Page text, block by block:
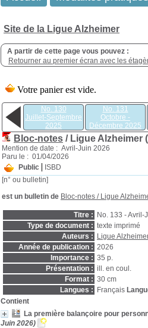
Site de la Ligue Alzheimer
A partir de cette page vous pouvez :
Retourner au premier écran avec les
No. 130
Juillet-Septembre
2025
No. 131
Octobre -
Décembre 2025
Bloc-notes / Ligue Alzheimer
Mention de date : Avril-Juin 2026
Paru le : 01/04/2026
Public
ISBD
[n° ou bulletin]
est un bulletin de Bloc-notes / Ligue
Titre :
No. 133 - Avril-
Type de document : texte imprimé
Auteurs :
Ligue
Année de publication : 2026
Importance : 35 p.
Présentation : ill. en coul.
Format : 30 cm
Langues :
Français
Contient
La première balançoire pour
Juin 2026)